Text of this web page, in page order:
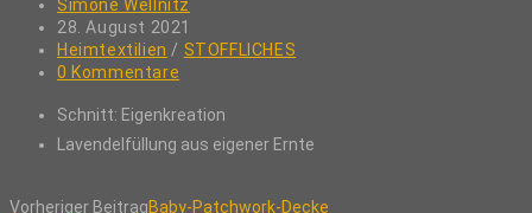
Autor:
Simone Wellnitz
Beitrag
veröffentlicht:
28. August 2021
Beitrags-
Kategorie:
Heimtextilien / STOFFLICHES
Beitrags-
0 Kommentare
Schnitt: Eigenkreation
Lavendelfüllung aus eigener Ernte
Vorheriger BeitragBaby-Patchwork-Decke